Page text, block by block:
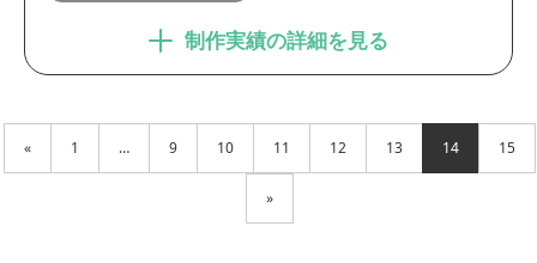
制作実績の詳細を見る
« 1 … 9 10 11 12 13 14 15
»